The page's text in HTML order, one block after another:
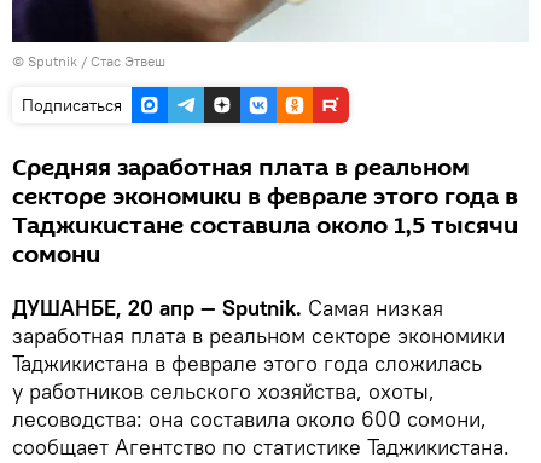
© Sputnik / Стас Этвеш
Подписаться
Средняя заработная плата в реальном
секторе экономики в феврале этого года в
Таджикистане составила около 1,5 тысячи
сомони
ДУШАНБЕ, 20 апр — Sputnik. Cамая низкая
заработная плата в реальном секторе экономики
Таджикистана в феврале этого года сложилась
у работников сельского хозяйства, охоты,
лесоводства: она составила около 600 сомони,
сообщает Агентство по статистике Таджикистана.